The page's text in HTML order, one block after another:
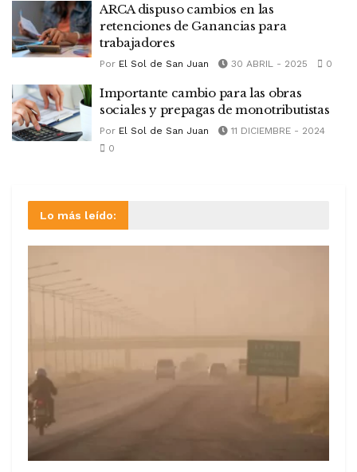
ARCA dispuso cambios en las
retenciones de Ganancias para
trabajadores
Por El Sol de San Juan 30 ABRIL - 2025 0
Importante cambio para las obras
sociales y prepagas de monotributistas
Por El Sol de San Juan
11 DICIEMBRE - 2024
0
Lo más leído: